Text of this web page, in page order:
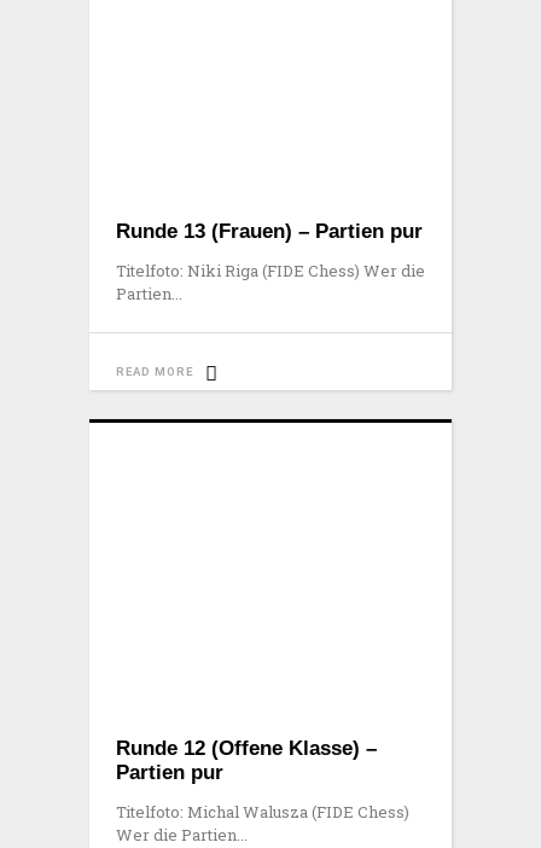
Runde 13 (Frauen) – Partien pur
Titelfoto: Niki Riga (FIDE Chess) Wer die
Partien
READ MORE
Runde 12 (Offene Klasse) –
Partien pur
Titelfoto: Michal Walusza (FIDE Chess)
Wer die Partien